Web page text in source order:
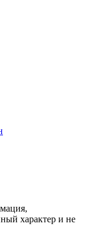
характер и не